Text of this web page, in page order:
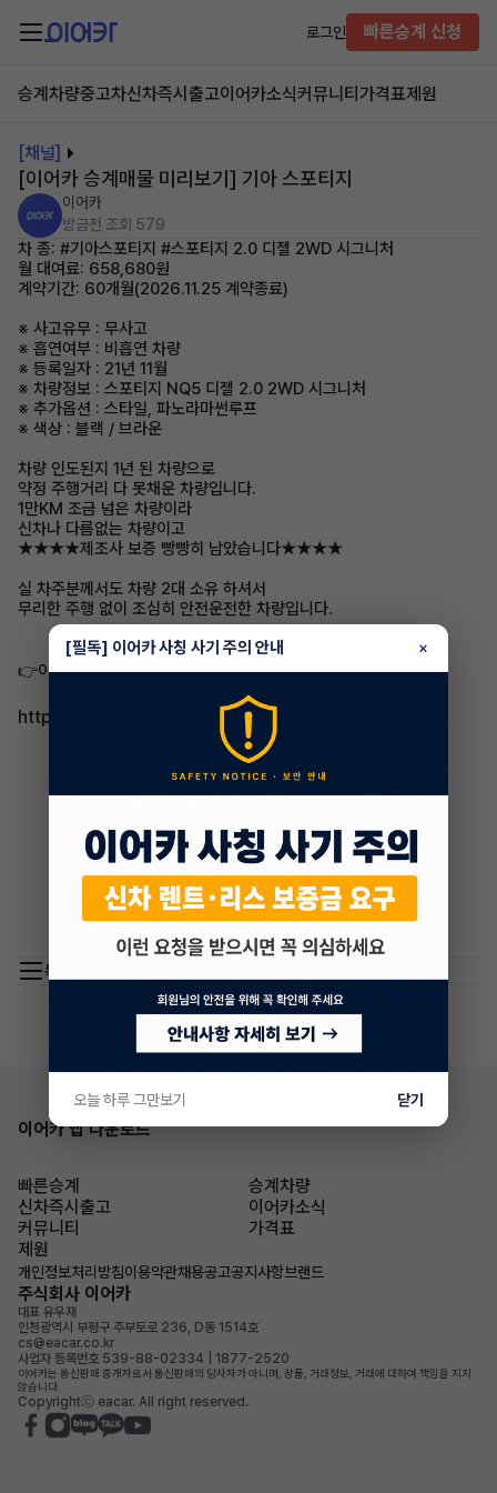
로그인 빠른승계 신청
승계차량중고차신차즉시출고이어카소식커뮤니티 가격표제원
[채널]
[이어카 승계매물 미리보기] 기아 스포티지
이어카
방금전 조회 579
차 종: #기아스포티지 #스포티지 2.0 디젤 2WD 시그니처
월 대여료: 658,680원
계약기간: 60개월(2026.11.25 계약종료)
※ 사고유무 : 무사고
※ 흡연여부 : 비흡연 차량
※ 등록일자 : 21년 11월
※ 차량정보 : 스포티지 NQ5 디젤 2.0 2WD 시그니처
※ 추가옵션 : 스타일, 파노라마썬루프
※ 색상 : 블랙 / 브라운
차량 인도된지 1년 된 차량으로
약정 주행거리 다 못채운 차량입니다.
1만KM 조금 넘은 차량이라
신차나 다름없는 차량이고
★★★★제조사 보증 빵빵히 남았습니다★★★★
실 차주분께서도 차량 2대 소유 하셔서
무리한 주행 없이 조심히 안전운전한 차량입니다.
👉이어카에서 자세히 보기​
https://app.eacar.co.kr/share/eacar/14802
목록 이동
이어카 앱 다운로드
빠른승계
승계차량
신차즉시출고
이어카소식
커뮤니티
가격표
제원
개인정보처리방침이용약관채용공고공지사항브랜드
주식회사 이어카
대표 유우재
인천광역시 부평구 주부토로 236, D동 1514호
cs@eacar.co.kr
사업자 등록번호 539-88-02334 | 1877-2520
이어카는 통신판매 중개자로서 통신판매의 당사자가 아니며, 상품, 거래정보, 거래에 대하여 책임을 지지
않습니다.
Copyrightⓒ eacar. All right reserved.
[필독] 이어카 사칭 사기 주의 안내 ×
오늘 하루 그만보기 닫기